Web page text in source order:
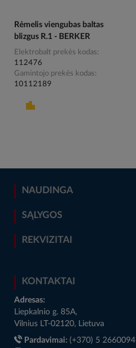
Rėmelis viengubas baltas
blizgus R.1 - BERKER
Elektrobalt prekės kodas
112476
Gamintojo prekės kodas
10112189
NAUDINGA
SĄLYGOS
REKVIZITAI
KONTAKTAI
Adresas:
Liepkalnio g. 85A,
Vilnius LT-02120, Lietuva
Pardavimai: (+370) 5 2660094